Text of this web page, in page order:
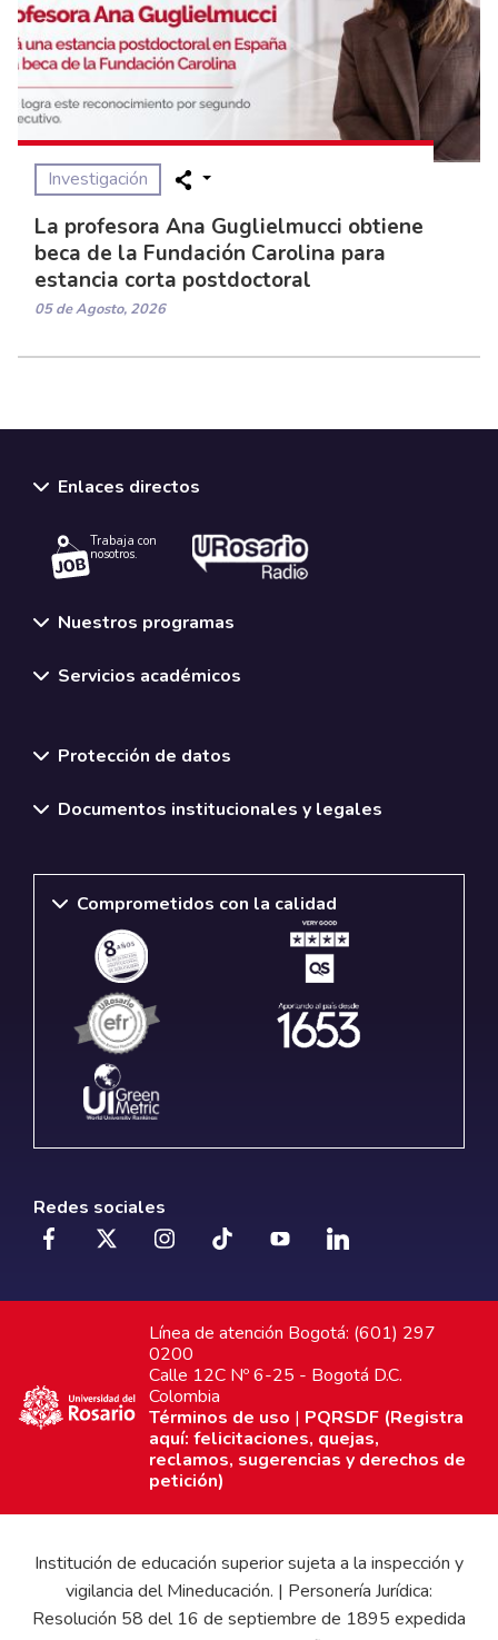
Investigación
La profesora Ana Guglielmucci obtiene
beca de la Fundación Carolina para
estancia corta postdoctoral
05 de Agosto, 2026
Enlaces directos
Trabaja con
nosotros.
Nuestros programas
Servicios académicos
Protección de datos
Documentos institucionales y legales
Comprometidos con la calidad
Redes sociales
Línea de atención Bogotá: (601) 297
0200
Calle 12C Nº 6-25 - Bogotá D.C.
Colombia
Términos de uso | PQRSDF (Registra
aquí: felicitaciones, quejas,
reclamos, sugerencias y derechos de
petición)
Institución de educación superior sujeta a la inspección y
vigilancia del Mineducación. | Personería Jurídica:
Resolución 58 del 16 de septiembre de 1895 expedida